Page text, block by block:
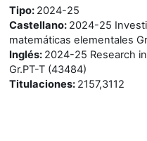
Tipo: 2024-25
Castellano: 2024-25
matemáticas elementales
Inglés: 2024-25 Research
Gr.PT-T (43484)
Titulaciones: 2157,3112